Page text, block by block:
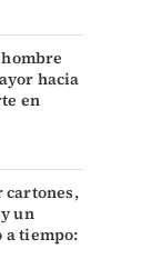
hacia
en
cartones,
un
a tiempo: